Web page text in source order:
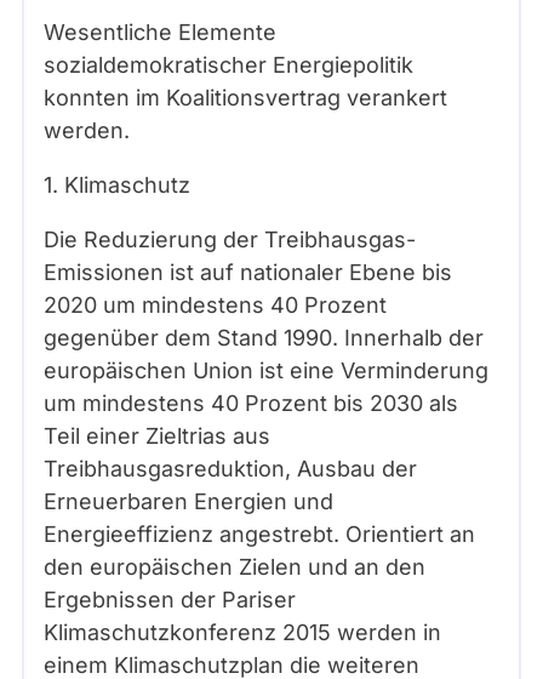
Wesentliche Elemente
sozialdemokratischer Energiepolitik
konnten im Koalitionsvertrag verankert
werden.
1. Klimaschutz
Die Reduzierung der Treibhausgas-
Emissionen ist auf nationaler Ebene bis
2020 um mindestens 40 Prozent
gegenüber dem Stand 1990. Innerhalb der
europäischen Union ist eine Verminderung
um mindestens 40 Prozent bis 2030 als
Teil einer Zieltrias aus
Treibhausgasreduktion, Ausbau der
Erneuerbaren Energien und
Energieeffizienz angestrebt. Orientiert an
den europäischen Zielen und an den
Ergebnissen der Pariser
Klimaschutzkonferenz 2015 werden in
einem Klimaschutzplan die weiteren